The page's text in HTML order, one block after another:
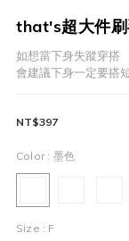
that's超大件
如想當下身失蹤穿搭
會建議下身一定要搭
NT$397
Color : 墨色
Size : F